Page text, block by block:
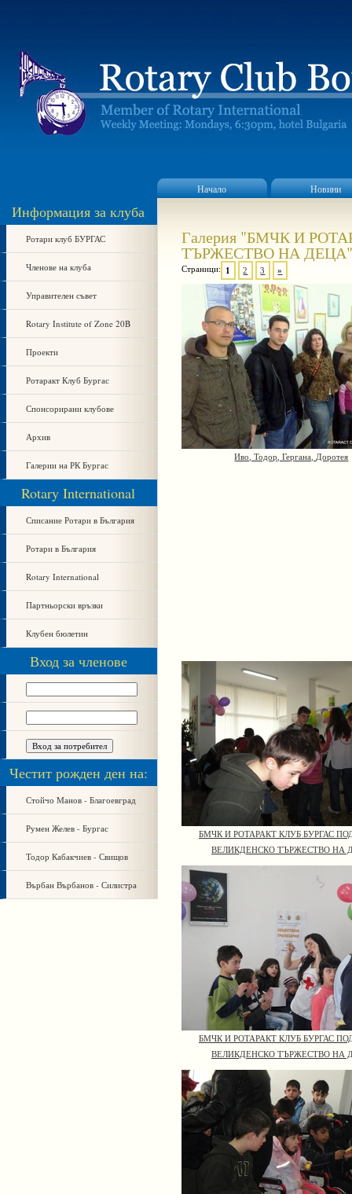
Начало Новини
Информация за клуба
Ротари клуб БУРГАС
Членове на клуба
Управителен съвет
Rotary Institute of Zone 20B
Проекти
Ротаракт Клуб Бургас
Спонсорирани клубове
Архив
Галерии на РК Бургас
Rotary International
Списание Ротари в България
Ротари в България
Rotary International
Партньорски връзки
Клубен бюлетин
Вход за членове
Честит рожден ден на:
Стойчо Манов - Благоевград
Румен Желев - Бургас
Тодор Кабакчиев - Свищов
Върбан Върбанов - Силистра
Галерия "БМЧК И
ТЪРЖЕСТВО НА ДЕЦА"
Страници: 1 2 3 »
Иво, Тодор, Гергана, Доротея
БМЧК И РОТАРАКТ КЛУБ БУРГАС
ВЕЛИКДЕНСКО ТЪРЖЕСТВО НА
БМЧК И РОТАРАКТ КЛУБ БУРГАС
ВЕЛИКДЕНСКО ТЪРЖЕСТВО НА